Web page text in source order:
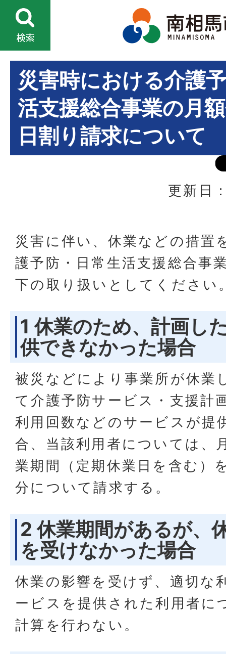
災害時における介護
活支援総合事業の月
日割り請求について
更新日
災害に伴い、休業などの措置
護予防・日常生活支援総合事
下の取り扱いとしてください
1 休業のため、計画し
供できなかった場合
被災などにより事業所が休業
て介護予防サービス・支援計
利用回数などのサービスが提
合、当該利用者については、
業期間（定期休業日を含む）
分について請求する。
2 休業期間があるが、
を受けなかった場合
休業の影響を受けず、適切な
ービスを提供された利用者に
計算を行わない。